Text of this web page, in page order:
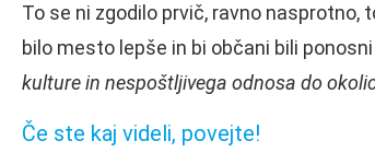
To se ni zgodilo prvič, ravno nasprotno,
bilo mesto lepše in bi občani bili
kulture in nespoštljivega odnosa do
Če ste kaj videli, povejte!